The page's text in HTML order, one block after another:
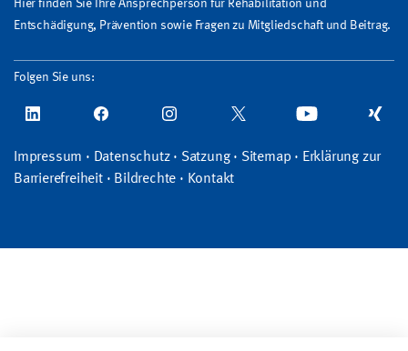
Hier finden Sie Ihre Ansprechperson für Rehabilitation und
Entschädigung, Prävention sowie Fragen zu Mitgliedschaft und Beitrag.
Folgen Sie uns:
Impressum · Datenschutz· Satzung· Sitemap · Erklärung zur
Barrierefreiheit· Bildrechte · Kontakt